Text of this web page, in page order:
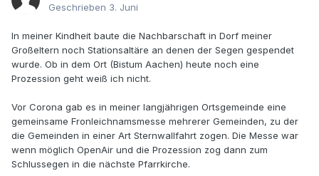
Geschrieben 3. Juni
In meiner Kindheit baute die Nachbarschaft in Dorf meiner
Großeltern noch Stationsaltäre an denen der Segen gespendet
wurde. Ob in dem Ort (Bistum Aachen) heute noch eine
Prozession geht weiß ich nicht.
Vor Corona gab es in meiner langjährigen Ortsgemeinde eine
gemeinsame Fronleichnamsmesse mehrerer Gemeinden, zu der
die Gemeinden in einer Art Sternwallfahrt zogen. Die Messe war
wenn möglich OpenAir und die Prozession zog dann zum
Schlussegen in die nächste Pfarrkirche.